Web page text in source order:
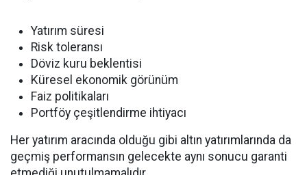
Yatırım süresi
Risk toleransı
Döviz kuru beklentisi
Küresel ekonomik görünüm
Faiz politikaları
Portföy çeşitlendirme ihtiyacı
Her yatırım aracında olduğu gibi altın yatırımlarında da
geçmiş performansın gelecekte aynı sonucu garanti